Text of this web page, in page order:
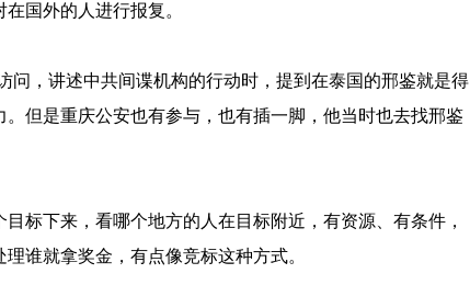
国外的人进行报复。
问，讲述中共间谍机构的行动时，提到在泰国的邢鉴就是得
但是重庆公安也有参与，也有插一脚，他当时也去找邢鉴
标下来，看哪个地方的人在目标附近，有资源、有条件，
谁就拿奖金，有点像竞标这种方式。